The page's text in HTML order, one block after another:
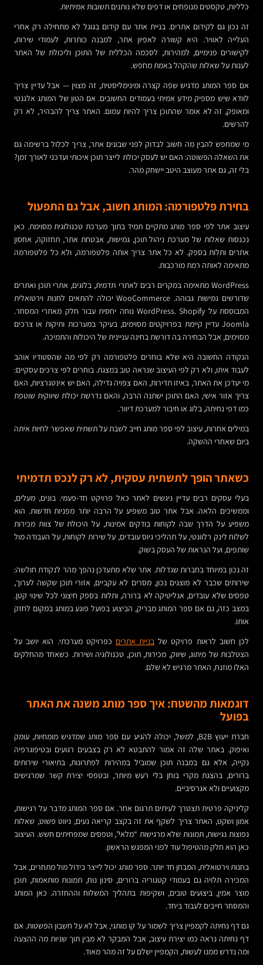
כלליות, טקסטים מנופחים או דפים שלא נותנים תשובות אמיתיות.
זה נכון גם לקידום אתרים. בניית אתר עם קידום בגוגל לא מתחילה רק אחרי
העלייה לאוויר. היא קשורה לאפיון אתר, למבנה כותרות, לעמודי שירות,
לקישורים פנימיים, למהירות, לסכמה הכללית של התוכן וליכולת של האתר
לענות על שאלות שהקהל באמת מחפש.
אם ספר המותג מדגיש שפה קצרה ומינימליסטית, זה מצוין — אבל עדיין צריך
לוודא שיש מספיק מידע אמיתי בעמודים החשובים. אם הטון של המותג אלגנטי
ומאופק, זה לא אומר שהתוכן צריך להיות עמום. האתר צריך להבהיר, לא רק
להרשים.
מי שמחפש להבין מה חשוב לבדוק לפני שבונים אתר, צריך לכלול ברשימה גם
את השאלה הפשוטה: האם יש לעסק יכולת לייצר תוכן איכותי ועדכני לאורך זמן?
בלי זה, גם אתר מעוצב היטב יישחק מהר.
בחירת פלטפורמה: המותג חשוב, אבל גם התפעול
עיצוב אתר לפי ספר מותג מתקיים תמיד בתוך מערכת טכנולוגית מסוימת. כאן
נכנסות שאלות של מערכת ניהול תוכן, גמישות, אבטחת אתר, תחזוקה, אחסון
אתרים ותלות בספק. לא כל אתר צריך אותה פלטפורמה, ולא כל פלטפורמה
מתאימה לאותה רמת מורכבות.
WordPress מתאימה במקרים רבים לאתרי תדמית, בלוגים, אתרי תוכן ואתרים
שדורשים גמישות גבוהה. WooCommerce יכולה להתאים לחנות וירטואלית
המבוססת על WordPress. Shopify נוחה יחסית עבור חלק מאתרי המסחר.
Joomla עדיין קיימת בפרויקטים מסוימים, בעיקר במערכות ותיקות או צרכים
מסוימים, אבל הבחירה בה דורשת בחינה עניינית של היכולות והתמיכה.
הנקודה החשובה היא שלא בוחרים פלטפורמה רק לפי מה שהסטודיו אוהב
לעבוד איתו, ולא רק לפי העיצוב שנראה טוב במצגת. בוחרים לפי צרכים עסקיים:
מי יעדכן את האתר, באיזו תדירות, האם צפויה גדילה, האם יש אינטגרציות, האם
צריך אזור אישי, האם התוכן ישתנה הרבה, והאם נדרשת יכולת שיווקית שוטפת
כמו דפי נחיתה, בלוג או חיבור למערכת דיוור.
במילים אחרות, עיצוב לפי ספר מותג חייב לשבת על תשתית שאפשר לחיות איתה
ביום שאחרי ההשקה.
כשאתר הופך לתשתית עסקית, לא רק לנכס תדמיתי
בעלי עסקים רבים עדיין ניגשים לאתר כאל פרויקט חד-פעמי. בונים, מעלים,
וממשיכים הלאה. אבל אתר טוב משפיע על הרבה יותר מפניות חדשות. הוא
משפיע על הדרך שבה לקוחות בודקים אמינות, על היכולת של צוות מכירות
לשלוח לינק רלוונטי, על תהליכי גיוס עובדים, על שירות לקוחות, על העבודה מול
שותפים, ועל הנראות של העסק בשוק.
זה נכון במיוחד בחברות שגדלות. אתר שלא מתעדכן נהפך מהר לנקודת חולשה:
שירותים שכבר לא מוצגים נכון, מסרים לא עקביים, אזורי תוכן שקשה לערוך,
טפסים שלא עובדים, אנליטיקה לא ברורה, ותלות בספק חיצוני לכל שינוי קטן.
במצב כזה, גם אם ספר המותג מבריק, הביצוע בפועל פוגע במותג במקום לחזק
אותו.
לכן חשוב לראות פרויקט של בניית אתרים כפרויקט מערכתי. הוא יושב על
הצטלבות של מיתוג, שיווק, מכירות, תוכן, טכנולוגיה ושירות. כשאחד מהחלקים
האלו מוזנח, האתר מרגיש לא שלם.
דוגמאות מהשטח: איך ספר מותג משנה את האתר
בפועל
חברת ייעוץ B2B, למשל, יכולה להגיע עם ספר מותג שמדגיש מומחיות, עומק
ואיפוק. באתר שלה זה אמור להתבטא לא רק בצבעים רגועים ובטיפוגרפיה
נקייה, אלא גם במבנה תוכן שמוביל במהירות לפתרונות, בתיאורי שירותים
ברורים, בהצגת מקרי בוחן בלי רעש מיותר, ובטפסי יצירת קשר שמרגישים
מקצועיים ולא אגרסיביים.
קליניקה פרטית תצטרך לעיתים תרגום אחר. אם ספר המותג מדבר על רגישות,
אמון ושקט, האתר צריך לשקף את זה בקצב קריאה נעים, ניווט פשוט, שאלות
נפוצות נגישות, תמונות שלא מרגישות “מלאי”, וטפסים שמפחיתים חשש. העיצוב
כאן הוא חלק מהטיפול עוד לפני המפגש הראשון.
בחנות וירטואלית, המבחן חד יותר. ספר מותג יכול לייצר בידול מול מתחרים, אבל
המכירה תלויה גם בעמודי קטגוריה ברורים, סינון נוח, תמונות מותאמות, תוכן
מוצר אמין, ביצועים טובים, ושקיפות בתהליך המשלוח וההחזרה. כאן המותג
והמסחר חייבים לעבוד ביחד.
גם דף נחיתה לקמפיין צריך לשמור על קו מותגי, אבל לא על חשבון הפשטות. אם
דף נחיתה נראה כמו יצירת עיצוב, אבל המבקר לא מבין תוך שניות מה ההצעה
ומה נדרש ממנו לעשות, הקמפיין ישלם על זה מהר מאוד.